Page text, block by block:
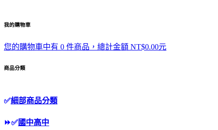
我的購物車
您的購物車中有 0 件商品，總計金額 NT$0.00元
商品分類
✅細部商品分類
⏩✅國中高中